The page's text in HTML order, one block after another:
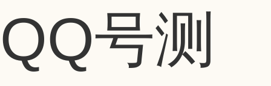
QQ号测